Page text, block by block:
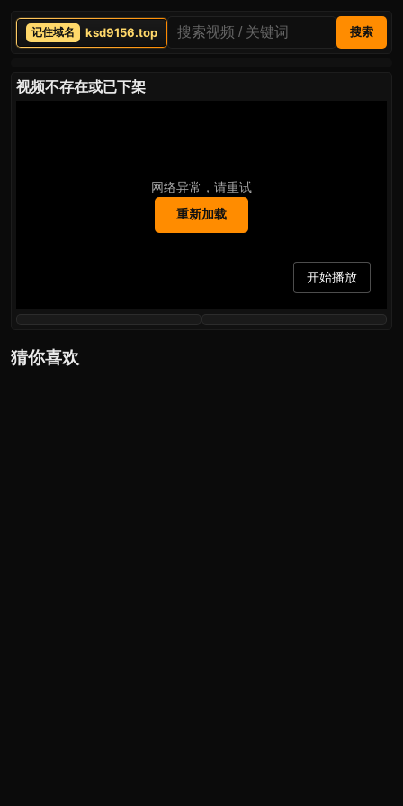
ksd9156.top 搜索
视频不存在或已下架
网络异常，请重试
重新加载
开始播放
猜你喜欢